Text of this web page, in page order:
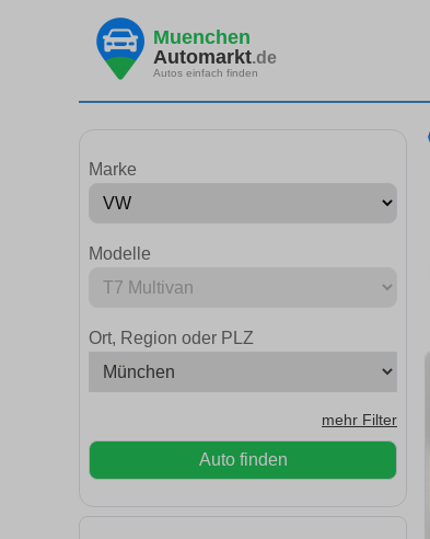
Muenchen
Automarkt.de
Autos einfach finden
Marke
Modelle
Ort, Region oder PLZ
mehr Filter
Auto finden